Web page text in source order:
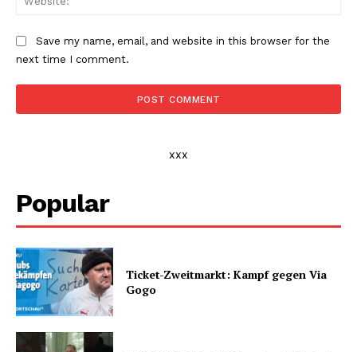
Save my name, email, and website in this browser for the
next time I comment.
xxx
Popular
Ticket-Zweitmarkt: Kampf gegen Via
Gogo